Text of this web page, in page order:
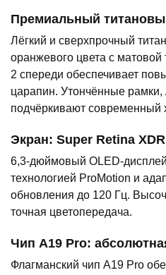
Премиальный
Лёгкий и сверхпрочный
оранжевого цвета с матовой
2 спереди обеспечивает
царапин. Утончённые
подчёркивают современный
Экран: Super Retina
6,3-дюймовый OLED-
технологией ProMotion и
обновления до 120 Гц.
точная цветопередача.
Чип A19 Pro:
Флагманский чип A19 Pro